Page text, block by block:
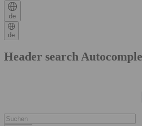
de
de
Header search